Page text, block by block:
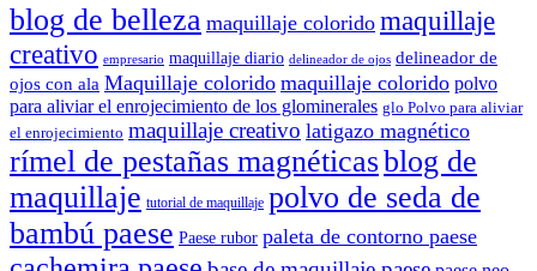
blog de belleza maquillaje colorido maquillaje
creativo empresario maquillaje diario delineador de ojos delineador de
ojos con ala Maquillaje colorido maquillaje colorido polvo
para aliviar el enrojecimiento de los glominerales glo Polvo para aliviar
el enrojecimiento maquillaje creativo latigazo magnético
rímel de pestañas magnéticasblog de
maquillaje tutorial de maquillaje polvo de seda de
bambú paese Paese rubor paleta de contorno paese